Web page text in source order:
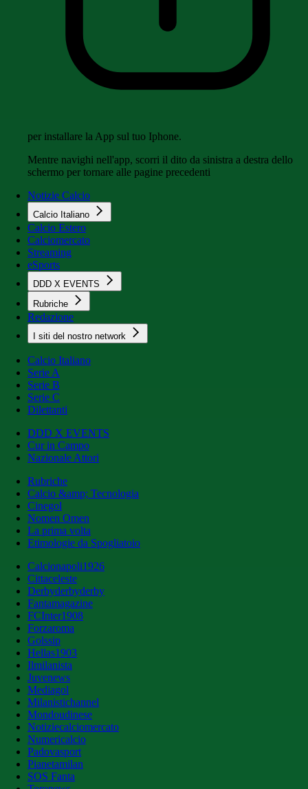
per installare la App sul tuo Iphone.
Mentre navighi nell'app, scorri il dito da sinistra a destra dello
schermo per tornare alle pagine precedenti
Notizie Calcio
Calcio Italiano
Calcio Estero
Calciomercato
Streaming
eSports
DDD X EVENTS
Rubriche
Redazione
I siti del nostro network
Calcio Italiano
Serie A
Serie B
Serie C
Dilettanti
DDD X EVENTS
Cur in Campo
Nazionale Attori
Rubriche
Calcio &amp; Tecnologia
Cinegol
Nomen Omen
La prima volta
Etimologie da Spogliatoio
Calcionapoli1926
Cittaceleste
Derbyderbyderby
Fantamagazine
FCInter1908
Forzaroma
Golssip
Hellas1903
Ilmilanista
Juvenews
Mediagol
Milanistichannel
Mondoudinese
Notiziecalciomercato
Numericalcio
Padovasport
Pianetamilan
SOS Fanta